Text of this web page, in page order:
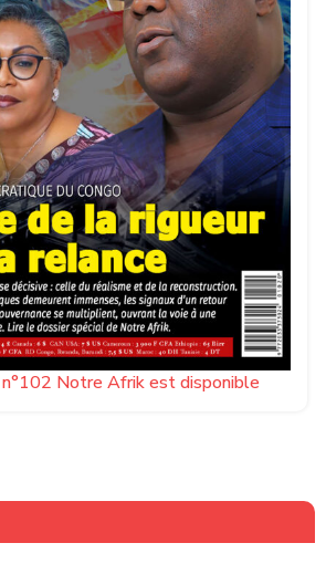
n°102 Notre Afrik est disponible